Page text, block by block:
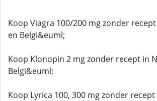
Koop Viagra 100/200 mg zonder
en Belgi&euml;
Koop Klonopin 2 mg zonder recept in
Belgi&euml;
Koop Lyrica 100, 300 mg zonder